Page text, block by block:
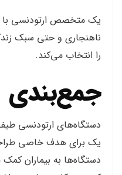
یک متخصص ارتودنسی
ناهنجاری و حتی سبک
را انتخاب می‌کند.
جمع‌بندی
دستگاه‌های ارتودنسی
یک برای هدف خاصی
دستگاه‌ها به بیماران